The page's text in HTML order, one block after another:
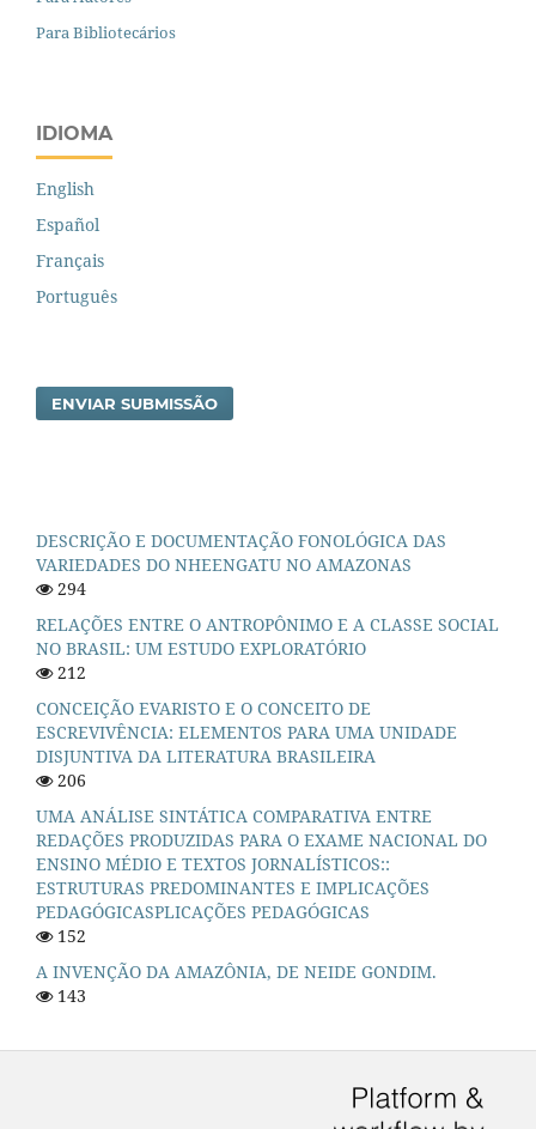
Para Bibliotecários
IDIOMA
English
Español
Français
Português
ENVIAR SUBMISSÃO
DESCRIÇÃO E DOCUMENTAÇÃO FONOLÓGICA DAS
VARIEDADES DO NHEENGATU NO AMAZONAS
294
RELAÇÕES ENTRE O ANTROPÔNIMO E A CLASSE SOCIAL
NO BRASIL: UM ESTUDO EXPLORATÓRIO
212
CONCEIÇÃO EVARISTO E O CONCEITO DE
ESCREVIVÊNCIA: ELEMENTOS PARA UMA UNIDADE
DISJUNTIVA DA LITERATURA BRASILEIRA
206
UMA ANÁLISE SINTÁTICA COMPARATIVA ENTRE
REDAÇÕES PRODUZIDAS PARA O EXAME NACIONAL DO
ENSINO MÉDIO E TEXTOS JORNALÍSTICOS::
ESTRUTURAS PREDOMINANTES E IMPLICAÇÕES
PEDAGÓGICASPLICAÇÕES PEDAGÓGICAS
152
A INVENÇÃO DA AMAZÔNIA, DE NEIDE GONDIM.
143